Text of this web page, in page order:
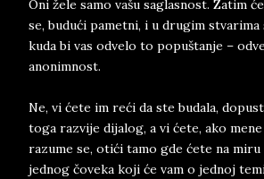
Oni žele samo vašu saglasnost. Zatim
se, budući pametni, i u drugim stvarima
kuda bi vas odvelo to popuštanje –
anonimnost.
Ne, vi ćete im reći da ste budala,
toga razvije dijalog, a vi ćete, ako
razume se, otići tamo gde ćete na miru
jednog čoveka koji će vam o jednoj